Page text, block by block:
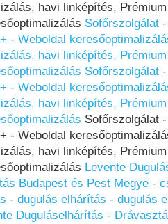
havi linképítés,
Sofőrszolgálat
- Weboldal
havi linképítés,
Sofőrszolgálat
- Weboldal
havi linképítés,
Sofőrszolgálat
- Weboldal
havi linképítés,
Levente
Budapest és Pest Megye -
- dugulás elhárítás - dugulás
Duguláselhárítás -